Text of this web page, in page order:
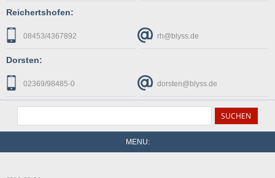
Reichertshofen:
08453/4367892 rh@blyss.de
Dorsten:
02369/98485-0 dorsten@blyss.de
MENU: